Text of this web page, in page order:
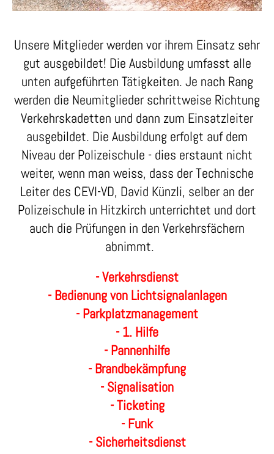
Unsere Mitglieder werden vor ihrem Einsatz sehr
gut ausgebildet! Die Ausbildung umfasst alle
unten aufgeführten Tätigkeiten. Je nach Rang
werden die Neumitglieder schrittweise Richtung
Verkehrskadetten und dann zum Einsatzleiter
ausgebildet. Die Ausbildung erfolgt auf dem
Niveau der Polizeischule - dies erstaunt nicht
weiter, wenn man weiss, dass der Technische
Leiter des CEVI-VD, David Künzli, selber an der
Polizeischule in Hitzkirch unterrichtet und dort
auch die Prüfungen in den Verkehrsfächern
abnimmt.
- Verkehrsdienst
- Bedienung von Lichtsignalanlagen
- Parkplatzmanagement
- 1. Hilfe
- Pannenhilfe
- Brandbekämpfung
- Signalisation
- Ticketing
- Funk
- Sicherheitsdienst